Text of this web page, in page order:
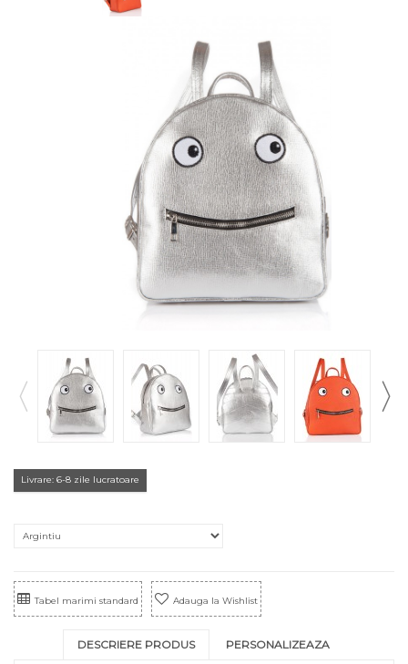
Livrare: 6-8 zile lucratoare
Tabel marimi standard Adauga la Wishlist
DESCRIERE PRODUS PERSONALIZEAZA